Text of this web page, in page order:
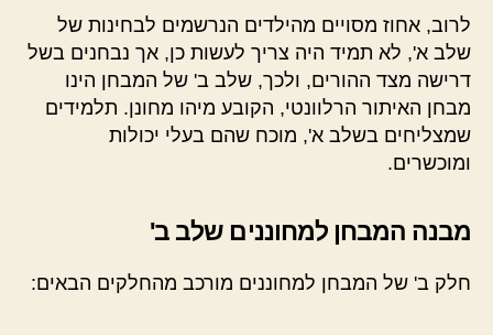
לרוב, אחוז מסויים מהילדים הנרשמים לבחינות של
שלב א', לא תמיד היה צריך לעשות כן, אך נבחנים בשל
דרישה מצד ההורים, ולכך, שלב ב' של המבחן הינו
מבחן האיתור הרלוונטי, הקובע מיהו מחונן. תלמידים
שמצליחים בשלב א', מוכח שהם בעלי יכולות
ומוכשרים.
מבנה המבחן למחוננים שלב ב'
חלק ב' של המבחן למחוננים מורכב מהחלקים הבאים: